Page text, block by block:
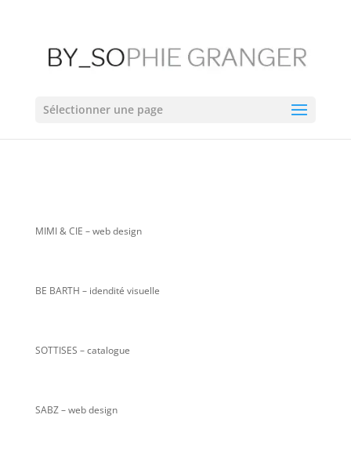
Sélectionner une page
MIMI & CIE – web design
BE BARTH – idendité visuelle
SOTTISES – catalogue
SABZ– web design